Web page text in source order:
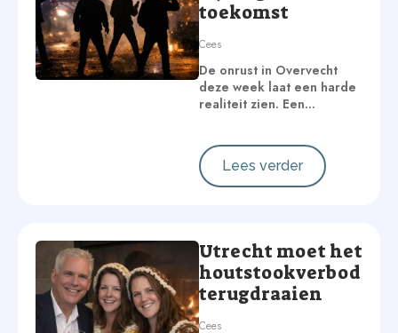
toekomst
Cees
De onrust in Overvecht
deze week laat een harde
realiteit zien. Een…
Lees verder
Utrecht moet het
houtstookverbod
terugdraaien
Cees